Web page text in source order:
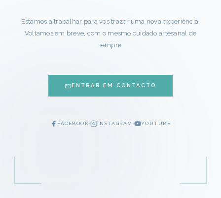
Estamos a trabalhar para vos trazer uma nova experiência.
Voltamos em breve, com o mesmo cuidado artesanal de
sempre.
ENTRAR EM CONTACTO
FACEBOOK INSTAGRAM YOUTUBE